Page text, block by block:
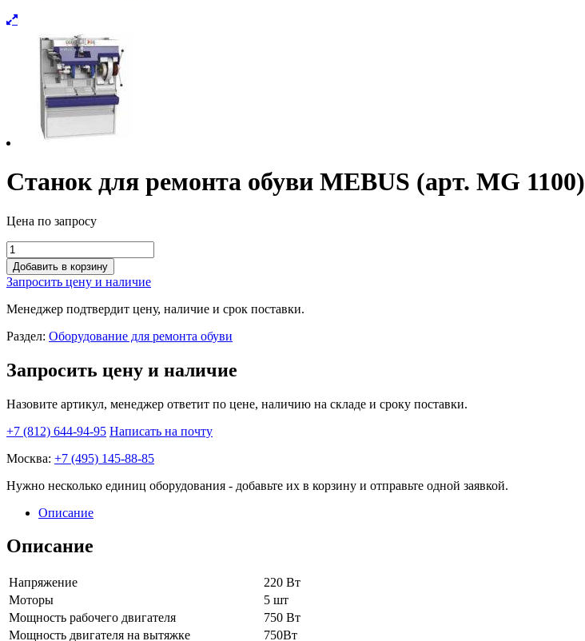
Станок для ремонта обуви MEBUS (арт. MG 1100)
Цена по запросу
Станок
для
ремонта
обуви
MEBUS
MG
quantity
Добавить в корзину
Запросить цену и наличие
Менеджер подтвердит цену, наличие и срок поставки.
Раздел: Оборудование для ремонта обуви
Запросить цену и наличие
Назовите артикул, менеджер ответит по цене, наличию на складе и сроку поставки.
+7 (812) 644-94-95 Написать на почту
Москва: +7 (495) 145-88-85
Нужно несколько единиц оборудования - добавьте их в корзину и отправьте одной заявкой.
Описание
Описание
Напряжение
220 Вт
Моторы
5 шт
Мощность рабочего двигателя
750 Вт
Мощность двигателя на вытяжке
750Вт